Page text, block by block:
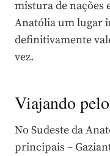
mistura de nações
Anatólia um lugar
definitivamente
vez.
Viajando
No Sudeste da
principais –